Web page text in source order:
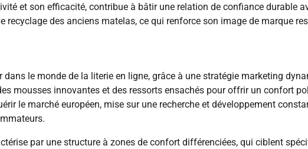
et son efficacité, contribue à bâtir une relation de confiance durable
recyclage des anciens matelas, ce qui renforce son image de marque
le monde de la literie en ligne, grâce à une stratégie marketing
mousses innovantes et des ressorts ensachés pour offrir un confort
le marché européen, mise sur une recherche et développement
par une structure à zones de confort différenciées, qui ciblent